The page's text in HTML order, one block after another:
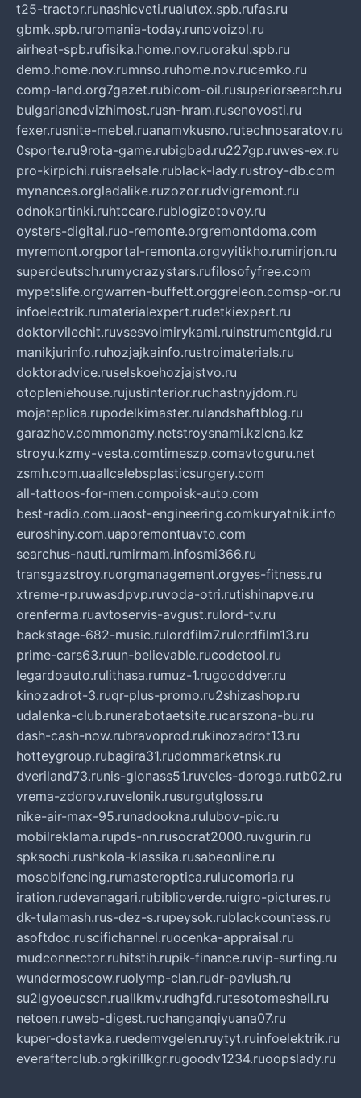
t25-tractor.runashicveti.rualutex.spb.rufas.ru
gbmk.spb.ruromania-today.runovoizol.ru
airheat-spb.rufisika.home.nov.ruorakul.spb.ru
demo.home.nov.rumnso.ruhome.nov.rucemko.ru
comp-land.org7gazet.rubicom-oil.rusuperiorsearch.ru
bulgarianedvizhimost.rusn-hram.rusenovosti.ru
fexer.rusnite-mebel.ruanamvkusno.rutechnosaratov.ru
0sporte.ru9rota-game.rubigbad.ru227gp.ruwes-ex.ru
pro-kirpichi.ruisraelsale.rublack-lady.rustroy-db.com
mynances.orgladalike.ruzozor.rudvigremont.ru
odnokartinki.ruhtccare.rublogizotovoy.ru
oysters-digital.ruo-remonte.orgremontdoma.com
myremont.orgportal-remonta.orgvyitikho.rumirjon.ru
superdeutsch.rumycrazystars.rufilosofyfree.com
mypetslife.orgwarren-buffett.orggreleon.comsp-or.ru
infoelectrik.rumaterialexpert.rudetkiexpert.ru
doktorvilechit.ruvsesvoimirykami.ruinstrumentgid.ru
manikjurinfo.ruhozjajkainfo.rustroimaterials.ru
doktoradvice.ruselskoehozjajstvo.ru
otopleniehouse.rujustinterior.ruchastnyjdom.ru
mojateplica.rupodelkimaster.rulandshaftblog.ru
garazhov.commonamy.netstroysnami.kzlcna.kz
stroyu.kzmy-vesta.comtimeszp.comavtoguru.net
zsmh.com.uaallcelebsplasticsurgery.com
all-tattoos-for-men.compoisk-auto.com
best-radio.com.uaost-engineering.comkuryatnik.info
euroshiny.com.uaporemontuavto.com
searchus-nauti.rumirmam.infosmi366.ru
transgazstroy.ruorgmanagement.orgyes-fitness.ru
xtreme-rp.ruwasdpvp.ruvoda-otri.rutishinapve.ru
orenferma.ruavtoservis-avgust.rulord-tv.ru
backstage-682-music.rulordfilm7.rulordfilm13.ru
prime-cars63.ruun-believable.rucodetool.ru
legardoauto.rulithasa.rumuz-1.rugooddver.ru
kinozadrot-3.ruqr-plus-promo.ru2shizashop.ru
udalenka-club.runerabotaetsite.rucarszona-bu.ru
dash-cash-now.rubravoprod.rukinozadrot13.ru
hotteygroup.rubagira31.rudommarketnsk.ru
dveriland73.runis-glonass51.ruveles-doroga.rutb02.ru
vrema-zdorov.ruvelonik.rusurgutgloss.ru
nike-air-max-95.runadookna.rulubov-pic.ru
mobilreklama.rupds-nn.rusocrat2000.ruvgurin.ru
spksochi.rushkola-klassika.rusabeonline.ru
mosoblfencing.rumasteroptica.rulucomoria.ru
iration.rudevanagari.rubiblioverde.ruigro-pictures.ru
dk-tulamash.rus-dez-s.rupeysok.rublackcountess.ru
asoftdoc.ruscifichannel.ruocenka-appraisal.ru
mudconnector.ruhitstih.rupik-finance.ruvip-surfing.ru
wundermoscow.ruolymp-clan.rudr-pavlush.ru
su2lgyoeucscn.ruallkmv.rudhgfd.rutesotomeshell.ru
netoen.ruweb-digest.ruchanganqiyuana07.ru
kuper-dostavka.ruedemvgelen.ruytyt.ruinfoelektrik.ru
everafterclub.orgkirillkgr.rugoodv1234.ruoopslady.ru